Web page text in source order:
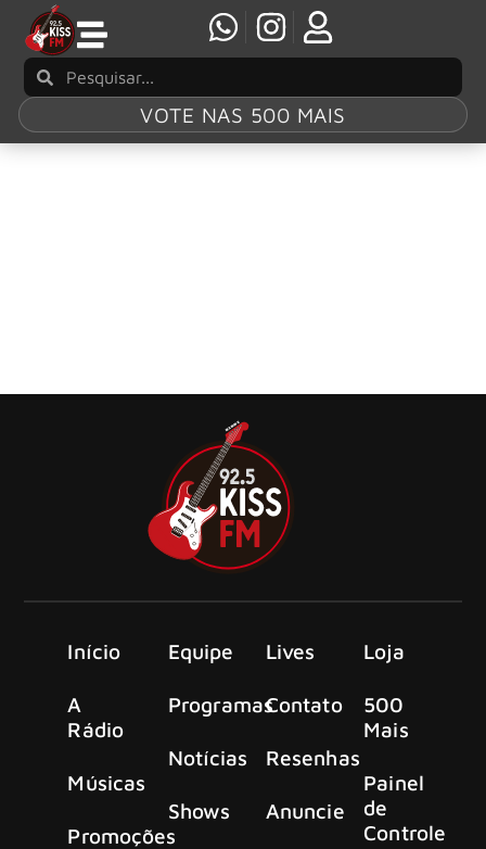
VOTE NAS 500 MAIS
Início
A
Rádio
Músicas
Promoções
Equipe
Programas
Notícias
Shows
Lives
Contato
Resenhas
Anuncie
Loja
500
Mais
Painel
de
Controle